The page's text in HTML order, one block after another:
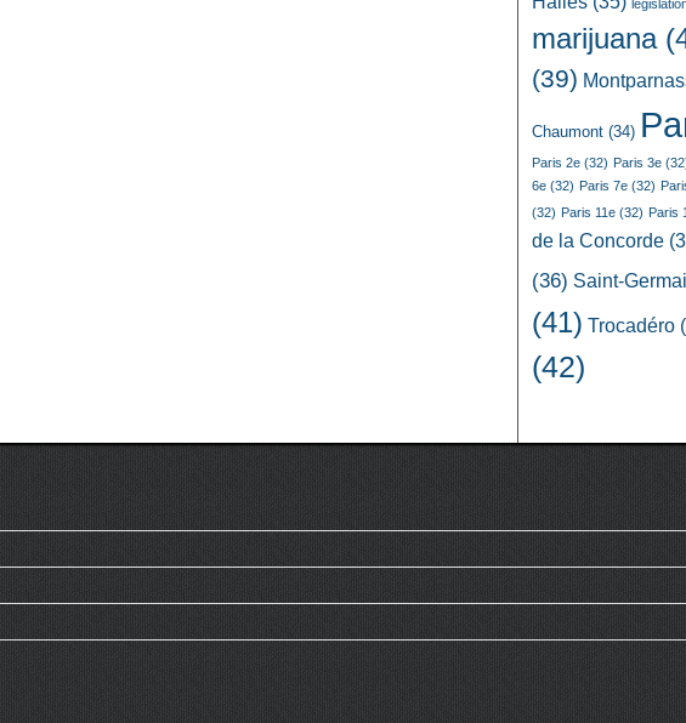
marijuana
(39)
Chaumont (34)
Paris 2e (32) Paris 3e
6e (32) Paris 7e (32)
(32) Paris 11e (32) Paris
de la Concorde
(36) Saint-
(41) Trocadéro
(42)